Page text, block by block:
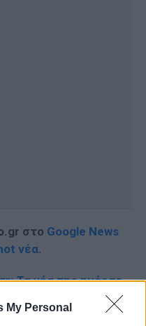
My Personal
στο Google News
νέα.
Τα νέα της ημέρας